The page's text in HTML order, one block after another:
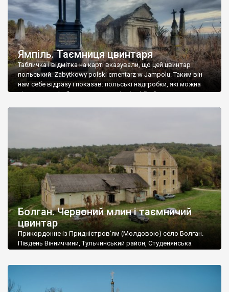
Ямпіль. Таємниця цвинтаря
Табличка і відмітка на карті вказували, що цей цвинтар
польський. Zabytkowy polski cmentarz w Jampolu. Таким він
нам себе відразу і показав: польські надгробки, які можна
віднести до фабричних, польські епітафії… Загалом цвинтар
Болган. Червоний млин і таємничий
цвинтар
Прикордонне із Придністров’ям (Молдовою) село Болган.
Південь Вінниччини, Тульчинський район, Студенянська
старовинний цвинтар із кам’яними хрестами. Всі епітафії, які
збереглися, написані кирилицею, церковнослов’янською